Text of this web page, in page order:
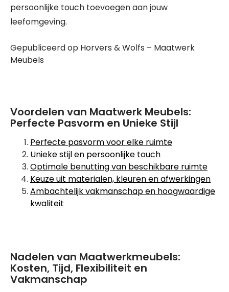
persoonlijke touch toevoegen aan jouw
leefomgeving.
Gepubliceerd op Horvers & Wolfs – Maatwerk
Meubels
Voordelen van Maatwerk Meubels:
Perfecte Pasvorm en Unieke Stijl
Perfecte pasvorm voor elke ruimte
Unieke stijl en persoonlijke touch
Optimale benutting van beschikbare ruimte
Keuze uit materialen, kleuren en afwerkingen
Ambachtelijk vakmanschap en hoogwaardige
kwaliteit
Nadelen van Maatwerkmeubels:
Kosten, Tijd, Flexibiliteit en
Vakmanschap